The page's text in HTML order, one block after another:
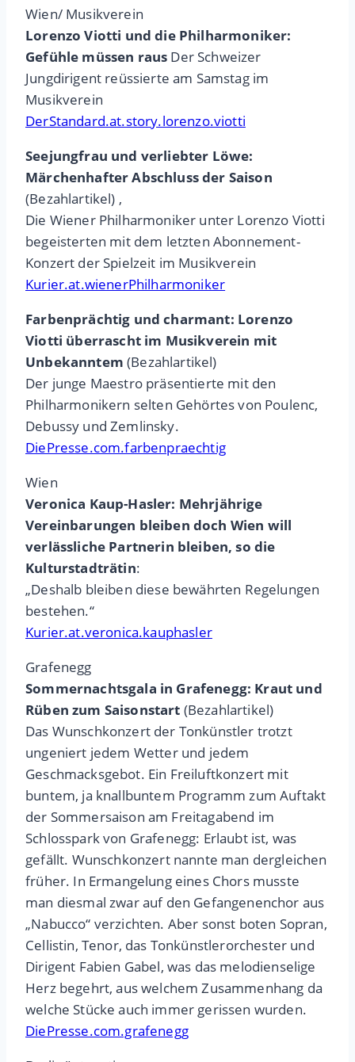
Wien/ Musikverein
Lorenzo Viotti und die Philharmoniker:
Gefühle müssen raus Der Schweizer
Jungdirigent reüssierte am Samstag im
Musikverein
DerStandard.at.story.lorenzo.viotti
Seejungfrau und verliebter Löwe:
Märchenhafter Abschluss der Saison
(Bezahlartikel) ‚
Die Wiener Philharmoniker unter Lorenzo Viotti
begeisterten mit dem letzten Abonnement-
Konzert der Spielzeit im Musikverein
Kurier.at.wienerPhilharmoniker
Farbenprächtig und charmant: Lorenzo
Viotti überrascht im Musikverein mit
Unbekanntem (Bezahlartikel)
Der junge Maestro präsentierte mit den
Philharmonikern selten Gehörtes von Poulenc,
Debussy und Zemlinsky.
DiePresse.com.farbenpraechtig
Wien
Veronica Kaup-Hasler: Mehrjährige
Vereinbarungen bleiben doch Wien will
verlässliche Partnerin bleiben, so die
Kulturstadträtin:
„Deshalb bleiben diese bewährten Regelungen
bestehen.“
Kurier.at.veronica.kauphasler
Grafenegg
Sommernachtsgala in Grafenegg: Kraut und
Rüben zum Saisonstart (Bezahlartikel)
Das Wunschkonzert der Tonkünstler trotzt
ungeniert jedem Wetter und jedem
Geschmacksgebot. Ein Freiluftkonzert mit
buntem, ja knallbuntem Programm zum Auftakt
der Sommersaison am Freitagabend im
Schlosspark von Grafenegg: Erlaubt ist, was
gefällt. Wunschkonzert nannte man dergleichen
früher. In Ermangelung eines Chors musste
man diesmal zwar auf den Gefangenenchor aus
„Nabucco“ verzichten. Aber sonst boten Sopran,
Cellistin, Tenor, das Tonkünstlerorchester und
Dirigent Fabien Gabel, was das melodienselige
Herz begehrt, aus welchem Zusammenhang da
welche Stücke auch immer gerissen wurden.
DiePresse.com.grafenegg